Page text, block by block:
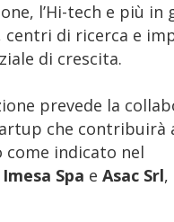
l’Hi-tech e più in
di ricerca e
di crescita.
prevede la
che contribuirà
indicato nel
Imesa Spa e Asac Srl,